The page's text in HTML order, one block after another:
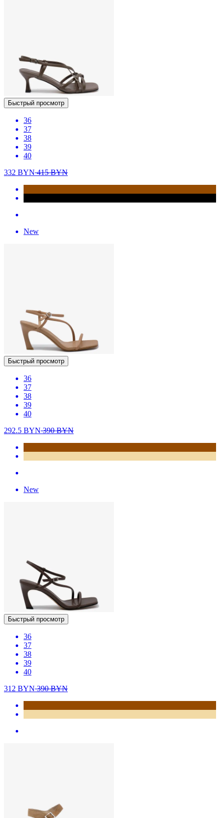
Быстрый просмотр
36
37
38
39
40
332 BYN415BYN
New
Быстрый просмотр
36
37
38
39
40
292.5 BYN390BYN
New
Быстрый просмотр
36
37
38
39
40
312 BYN390BYN